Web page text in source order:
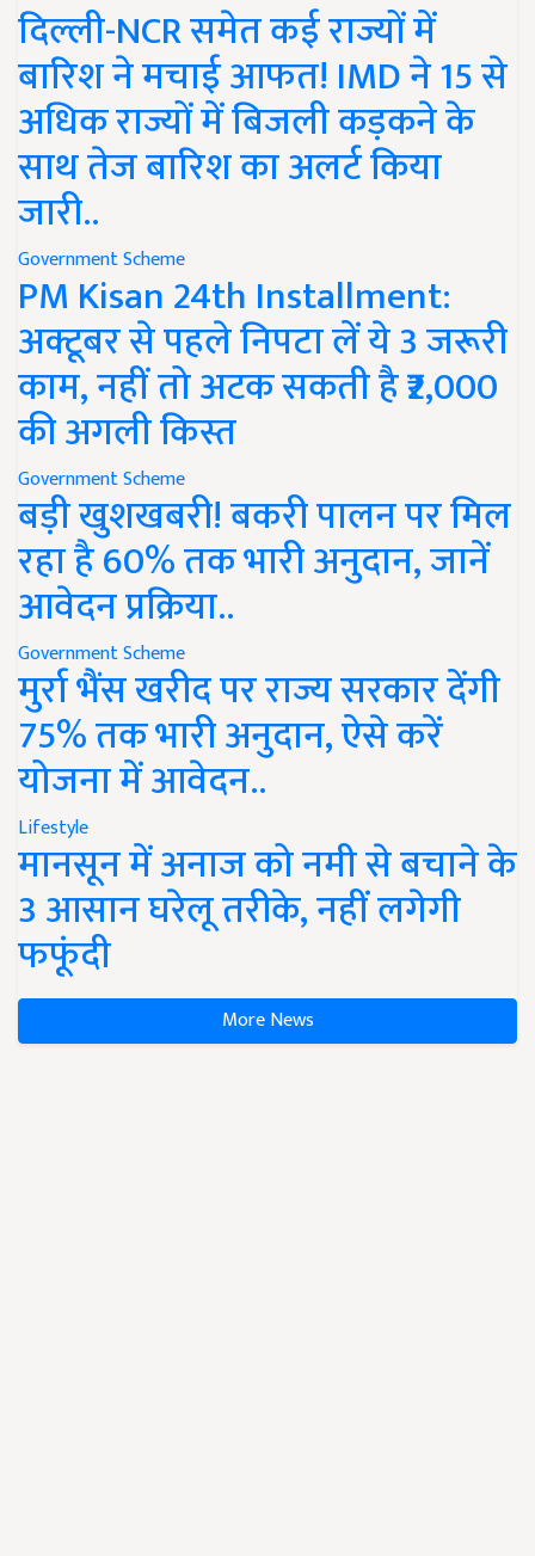
दिल्ली-NCR समेत कई राज्यों में
बारिश ने मचाई आफत! IMD ने 15 से
अधिक राज्यों में बिजली कड़कने के
साथ तेज बारिश का अलर्ट किया
जारी..
Government Scheme
PM Kisan 24th Installment:
अक्टूबर से पहले निपटा लें ये 3 जरूरी
काम, नहीं तो अटक सकती है ₹2,000
की अगली किस्त
Government Scheme
बड़ी खुशखबरी! बकरी पालन पर मिल
रहा है 60% तक भारी अनुदान, जानें
आवेदन प्रक्रिया..
Government Scheme
मुर्रा भैंस खरीद पर राज्य सरकार देंगी
75% तक भारी अनुदान, ऐसे करें
योजना में आवेदन..
Lifestyle
मानसून में अनाज को नमी से बचाने के
3 आसान घरेलू तरीके, नहीं लगेगी
फफूंदी
More News